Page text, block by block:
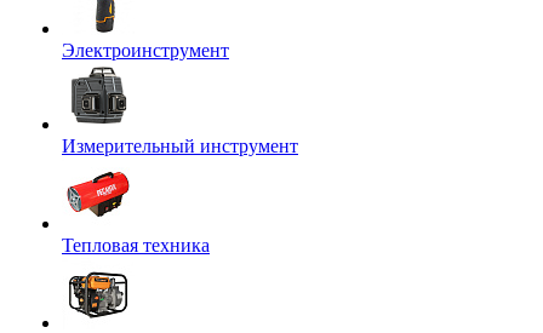
Электроинструмент
Измерительный инструмент
Тепловая техника